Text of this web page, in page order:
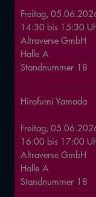
Freitag,
14:30 bis 15:30
Altraverse GmbH
Halle A
Standnummer 18
Hirofumi Yamada
Freitag,
16:00 bis 17:00
Altraverse GmbH
Halle A
Standnummer 18